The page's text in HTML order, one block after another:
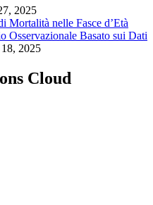
2025
Mortalità nelle Fasce d’Età
Osservazionale Basato sui Dati
2025
Cloud